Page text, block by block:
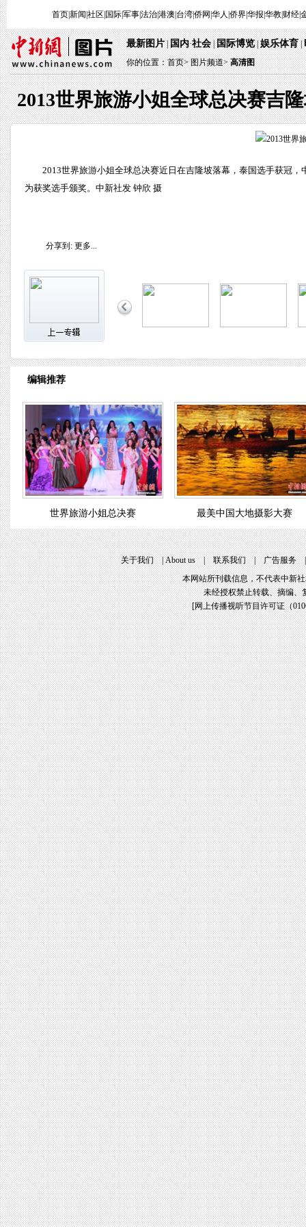
首页|新闻 社区 国际|军事|法治|港澳 台湾|侨网 华人 侨界|华报 华教| 财经|
最新图片|国内·社会|国际博览|娱乐体育|
你的位置：首页>图片频道> 高清图
2013世界旅游小姐全球总决赛吉
2013世界旅游小姐全球总决赛近日在吉隆坡落幕，泰国选手获冠
为获奖选手颁奖。中新社发 钟欣 摄
分享到: 更多...
编辑推荐
世界旅游小姐总决赛 最美中国大地摄影大赛
关于我们|About us|联系我们|广告服务
本网站所刊载信息，不代表中新
未经授权禁止转载、摘编、
[网上传播视听节目许可证（